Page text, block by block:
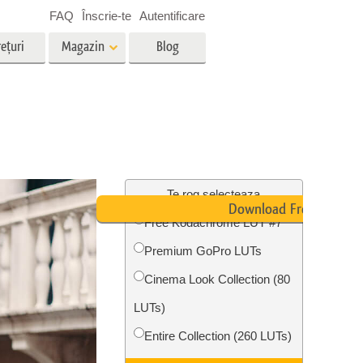
a
Foto Restaurare Servicii
Magazin Blog
FAQ Înscrie-te Autentificare
Te rog selecteaza
Free Kodachrome LUT #7
Premium GoPro LUTs
Cinema Look Collection (80
LUTs)
Entire Collection (260 LUTs)
Download Free